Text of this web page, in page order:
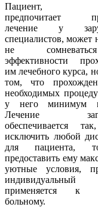
Пациент,
предпочитает
лечение у
специалистов, может
не
эффективности
им лечебного курса,
том, что
необходимых
у него минимум
Лечение
обеспечивается
исключить любой
для пациента,
предоставить ему
уютные условия,
индивидуальный
применяется к
больному.